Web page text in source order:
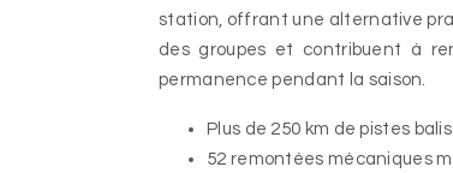
station, offrant une alternative
des groupes et contribuent à
permanence pendant la saison.
Plus de 250 km de pistes
52 remontées mécaniques